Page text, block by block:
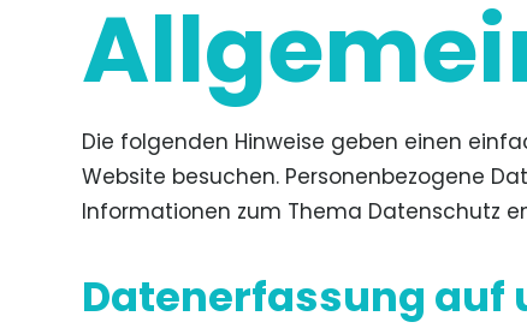
Die folgenden Hinweise geben einen
Website besuchen. Personenbezogene
Informationen zum Thema Datenschutz
Datenerfassung auf